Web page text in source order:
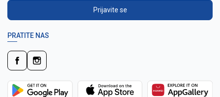
Prijavite se
PRATITE NAS